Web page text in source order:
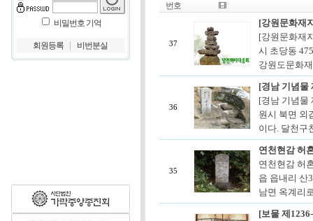
비밀번호 기억
회원등록 비번분실
번호
37
[강원문화재
[강원문화재
시 초당동
강원도문화
36
[경남 기념물
[경남 기념물
원시 북면 외
이다. 달천구
35
연천현감 허
연천현감 허
읍 읍내리 산
남면 옥계리
[보물 제